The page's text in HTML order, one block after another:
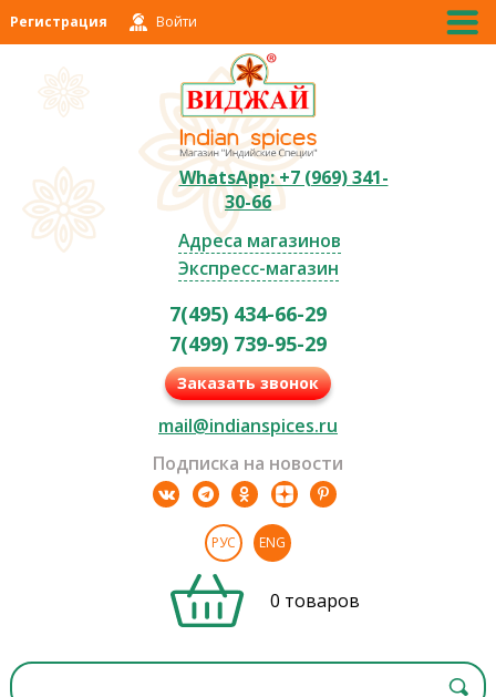
Регистрация Войти
WhatsApp: +7 (969) 341-
30-66
Адреса магазинов
Экспресс-магазин
7(495) 434-66-29
7(499) 739-95-29
Заказать звонок
mail@indianspices.ru
Подписка на новости
РУС ENG
0 товаров